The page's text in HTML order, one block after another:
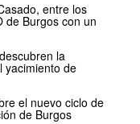
entre los
de Burgos con un
la
yacimiento de
el nuevo ciclo de
de Burgos